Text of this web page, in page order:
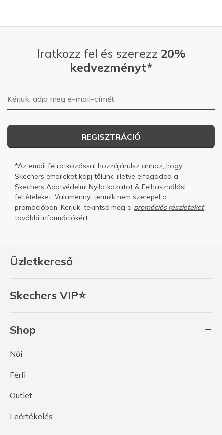
Üzletkereső
Skechers VIP⭐
Shop
Női
Férfi
Outlet
Leértékelés
Iratkozz fel és szerezz 20%
kedvezményt*
E-mail-cím
REGISZTRÁCIÓ
*Az email feliratkozással hozzájárulsz ahhoz, hogy
Skechers emaileket kapj tőlünk, illetve elfogadod a
Skechers Adatvédelmi Nyilatkozatot & Felhasználási
feltételeket. Valamennyi termék nem szerepel a
promócióban. Kerjük, tekintsd meg a promóciós részleteket
további információkért.